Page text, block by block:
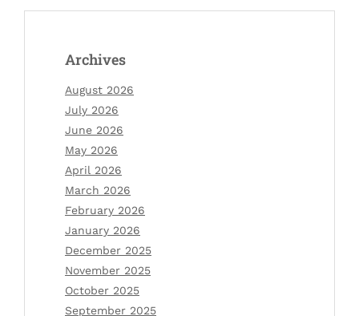
Archives
August 2026
July 2026
June 2026
May 2026
April 2026
March 2026
February 2026
January 2026
December 2025
November 2025
October 2025
September 2025